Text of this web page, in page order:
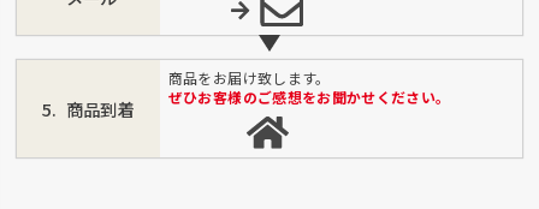
商品到着
商品をお届け致します。
ぜひお客様のご感想をお聞かせください。